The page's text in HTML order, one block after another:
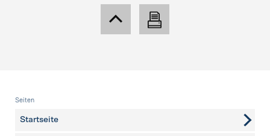
Fusszeile
Seiten
Startseite